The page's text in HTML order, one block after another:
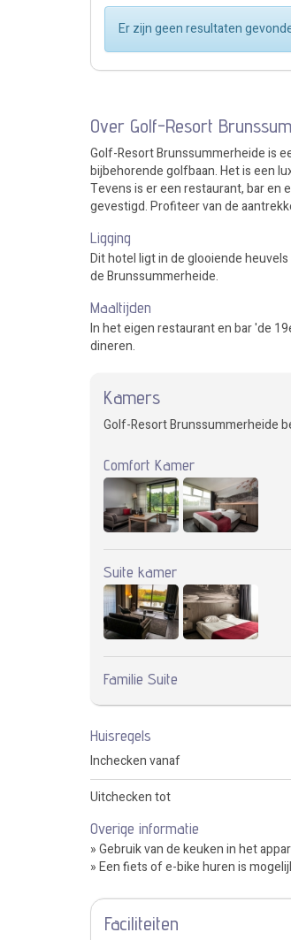
Er zijn geen resultaten
Over Golf-Resort
Golf-Resort Brunssummerheide is
bijbehorende golfbaan. Het is een
Tevens is er een restaurant, bar en
gevestigd. Profiteer van de
Ligging
Dit hotel ligt in de glooiende
de Brunssummerheide.
Maaltijden
In het eigen restaurant en bar 'de
dineren.
Kamers
Golf-Resort Brunssummerheide
Comfort Kamer
Suite kamer
Familie Suite
Huisregels
Inchecken vanaf
Uitchecken tot
Overige informatie
» Gebruik van de keuken in het
» Een fiets of e-bike huren is
Faciliteiten